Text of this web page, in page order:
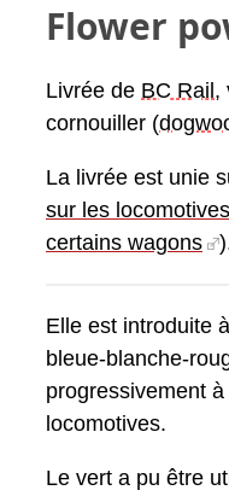
Flower
Livrée de BC Rail ,
cornouiller (
La livrée est unie
sur les locomotives
certains wagons
Elle est introduite
bleue-blanche-
progressivement
locomotives.
Le vert a pu être